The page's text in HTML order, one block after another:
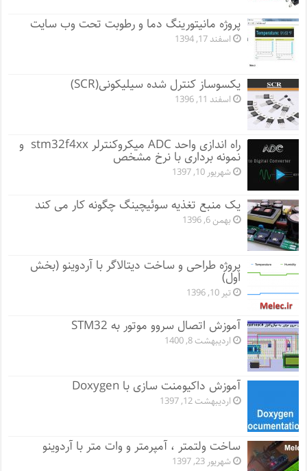
پروژه مانيتورينگ دما و رطوبت تحت وب سایت
اسفند 17, 1394
یکسوساز کنترل شده سیلیکونی(SCR)
اسفند 11, 1396
راه اندازی واحد ADC میکروکنترلر stm32f4xx و
نمونه برداری با نرخ مشخص
شهریور 10, 1397
یک منبع تغذیه سوئیچینگ چگونه کار می کند
بهمن 6, 1396
پروژه طراحی و ساخت دیتالاگر با آردوینو (بخش
اول)
تیر 10, 1396
آموزش اتصال سروو موتور به STM32
اردیبهشت 8, 1400
آموزش داکیومنت سازی با Doxygen
اردیبهشت 12, 1397
ساخت ولتمتر ، آمپرمتر و وات متر با آردوینو
شهریور 23, 1397